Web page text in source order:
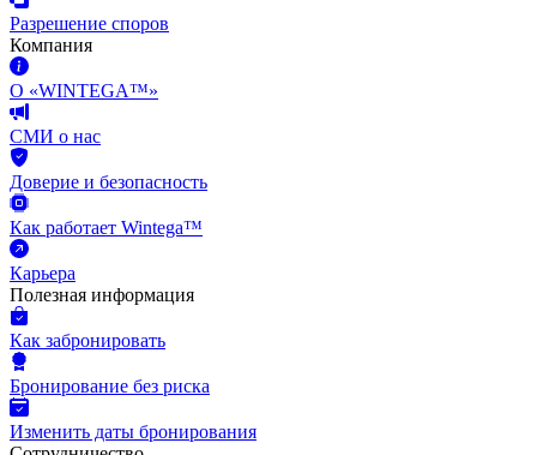
Разрешение споров
Компания
О «WINTEGA™»
СМИ о нас
Доверие и безопасность
Как работает Wintega™
Карьера
Полезная информация
Как забронировать
Бронирование без риска
Изменить даты бронирования